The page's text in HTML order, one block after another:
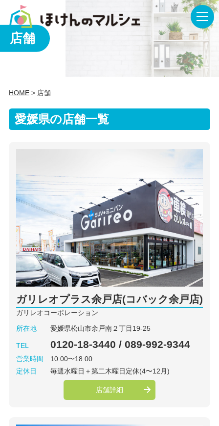
店舗
HOME> 店舗
愛媛県の店舗一覧
ガリレオプラス余戸店(コバック余戸店)
ガリレオコーポレーション
所在地
愛媛県松山市余戸南２丁目19-25
TEL 0120-18-3440 / 089-992-9344
営業時間
10:00〜18:00
定休日
毎週水曜日＋第二木曜日定休(4〜12月)
店舗詳細